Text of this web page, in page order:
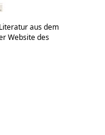
aus dem
Website des